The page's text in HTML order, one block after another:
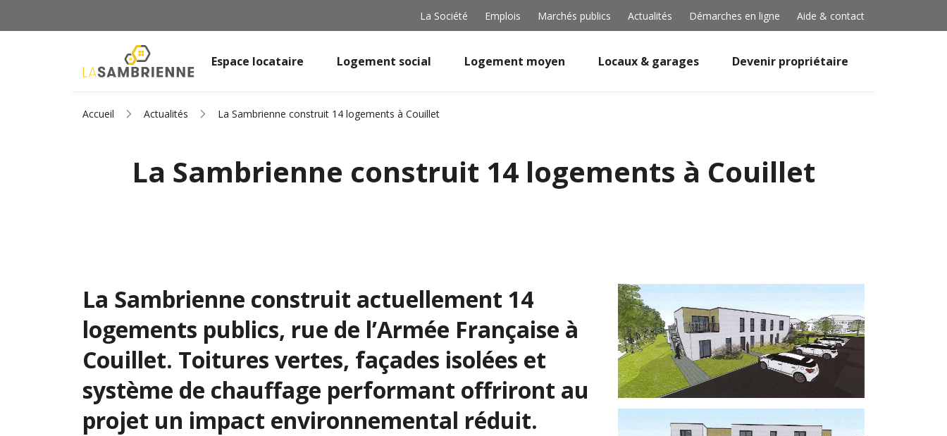
La Société Emplois Marchés publics Actualités Démarches en ligne Aide & contact
Espace locataire Logement social Logement moyen Locaux & garages Devenir propriétaire
Accueil Actualités La Sambrienne construit 14 logements à Couillet
La Sambrienne construit 14 logements à Couillet
La Sambrienne construit actuellement 14
logements publics, rue de l’Armée Française à
Couillet. Toitures vertes, façades isolées et
système de chauffage performant offriront au
projet un impact environnemental réduit.